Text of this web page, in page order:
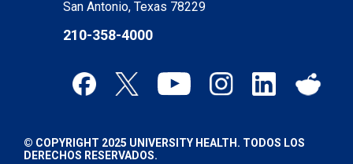
San Antonio, Texas 78229
210-358-4000
© COPYRIGHT 2025 UNIVERSITY HEALTH. TODOS LOS
DERECHOS RESERVADOS.